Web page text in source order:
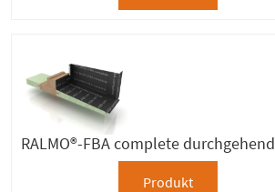
RALMO®-FBA complete durchgehend
Produkt